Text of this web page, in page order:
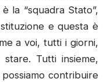
la “squadra Stato”,
e questa è
a voi, tutti i giorni,
Tutti insieme,
contribuire